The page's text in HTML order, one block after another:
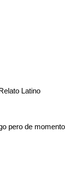
Latino
pero de